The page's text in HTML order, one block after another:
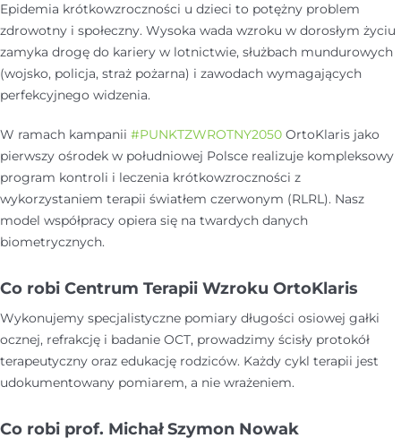
Epidemia krótkowzroczności u dzieci to potężny problem
zdrowotny i społeczny. Wysoka wada wzroku w dorosłym życiu
zamyka drogę do kariery w lotnictwie, służbach mundurowych
(wojsko, policja, straż pożarna) i zawodach wymagających
perfekcyjnego widzenia.
W ramach kampanii #PUNKTZWROTNY2050 OrtoKlaris jako
pierwszy ośrodek w południowej Polsce realizuje kompleksowy
program kontroli i leczenia krótkowzroczności z
wykorzystaniem terapii światłem czerwonym (RLRL). Nasz
model współpracy opiera się na twardych danych
biometrycznych.
Co robi Centrum Terapii Wzroku OrtoKlaris
Wykonujemy specjalistyczne pomiary długości osiowej gałki
ocznej, refrakcję i badanie OCT, prowadzimy ścisły protokół
terapeutyczny oraz edukację rodziców. Każdy cykl terapii jest
udokumentowany pomiarem, a nie wrażeniem.
Co robi prof. Michał Szymon Nowak